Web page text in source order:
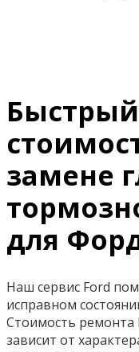
замене
для
Наш сервис Ford
исправном
Стоимость ремонта
зависит от